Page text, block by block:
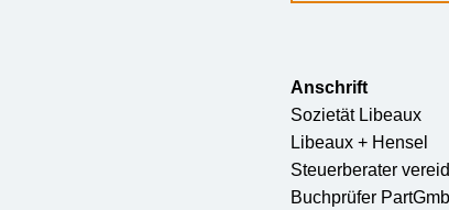
Anschrift
Sozietät Libeaux
Libeaux + Hensel
Steuerberater
Buchprüfer